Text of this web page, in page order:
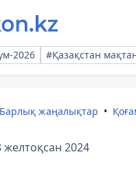
2026 #Қазақстан
Барлық жаңалықтар
желтоқсан 2024